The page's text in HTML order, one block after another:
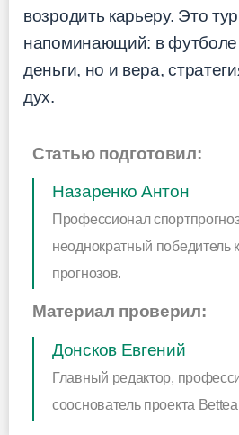
возродить карьеру. Это
напоминающий: в футболе
деньги, но и вера,
дух.
Статью подготовил:
Назаренко Антон
Профессионал
неоднократный победитель
прогнозов.
Материал проверил:
Донсков Евгений
Главный редактор,
сооснователь проекта